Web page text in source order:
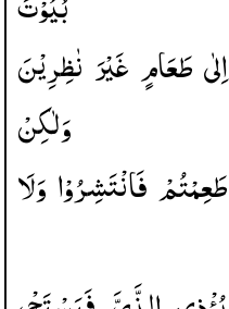
اِلٰیطَعَامٍغَیْرَ نٰظِرِیْنَ
وَلٰكِنْ
طَعِمْتُمْفَانْتَشِرُوْاوَلَا